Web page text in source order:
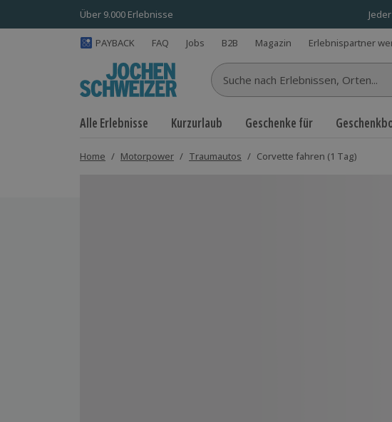
Über 9.000 Erlebnisse
PAYBACK FAQ Jobs B2B Magazin Erlebnispartner
Suche nach Erlebnissen...
Alle Erlebnisse Kurzurlaub Geschenke für
Home / Motorpower / Traumautos / Corvette fahren (1 Tag)